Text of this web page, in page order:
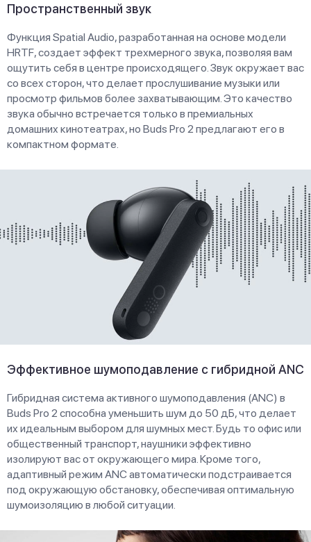
Пространственный звук
Функция Spatial Audio, разработанная на основе модели
HRTF, создает эффект трехмерного звука, позволяя вам
ощутить себя в центре происходящего. Звук окружает вас
со всех сторон, что делает прослушивание музыки или
просмотр фильмов более захватывающим. Это качество
звука обычно встречается только в премиальных
домашних кинотеатрах, но Buds Pro 2 предлагают его в
компактном формате.
Эффективное шумоподавление с гибридной ANC
Гибридная система активного шумоподавления (ANC) в
Buds Pro 2 способна уменьшить шум до 50 дБ, что делает
их идеальным выбором для шумных мест. Будь то офис или
общественный транспорт, наушники эффективно
изолируют вас от окружающего мира. Кроме того,
адаптивный режим ANC автоматически подстраивается
под окружающую обстановку, обеспечивая оптимальную
шумоизоляцию в любой ситуации.